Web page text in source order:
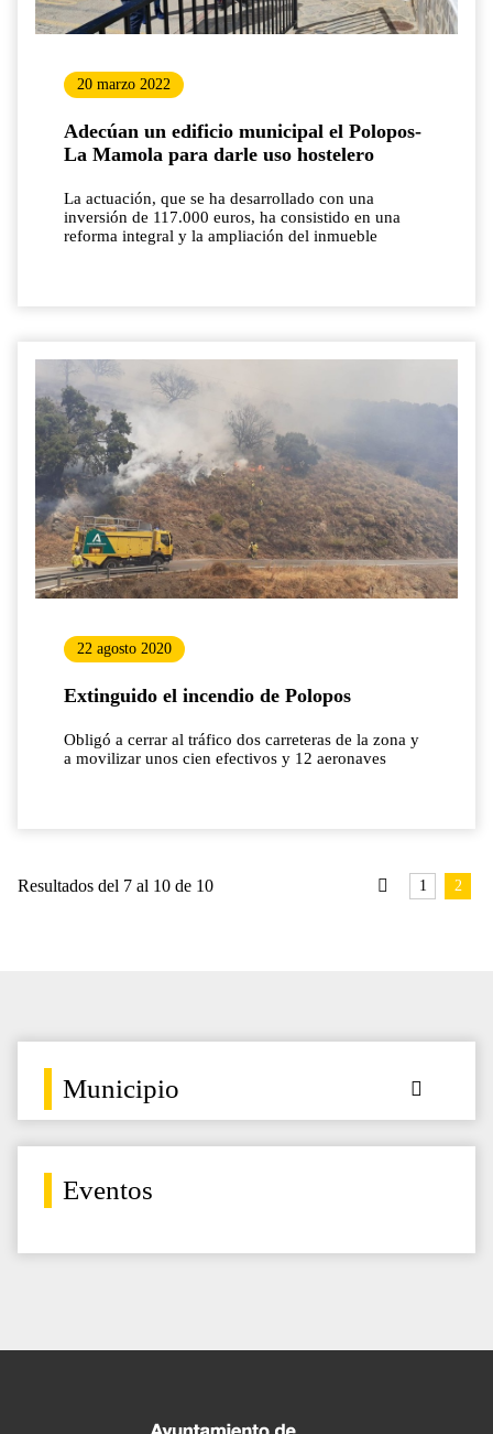
20 marzo 2022
Adecúan un edificio municipal el Polopos-
La Mamola para darle uso hostelero
La actuación, que se ha desarrollado con una
inversión de 117.000 euros, ha consistido en una
reforma integral y la ampliación del inmueble
22 agosto 2020
Extinguido el incendio de Polopos
Obligó a cerrar al tráfico dos carreteras de la zona y
a movilizar unos cien efectivos y 12 aeronaves
Resultados del 7 al 10 de 10 1 2
Municipio
Eventos